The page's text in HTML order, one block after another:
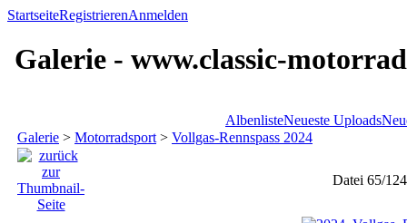
StartseiteRegistrierenAnmelden
Galerie - www.classic-
AlbenlisteNeueste Uploads
Galerie > Motorradsport > Vollgas-Rennspass 2024
Datei 65/124